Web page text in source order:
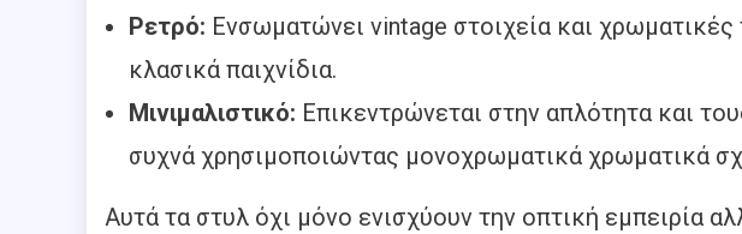
Ρετρό: Ενσωματώνει vintage στοιχεία και
κλασικά παιχνίδια.
Μινιμαλιστικό: Επικεντρώνεται στην απλότητα και
συχνά χρησιμοποιώντας μονοχρωματικά χρωματικά
Αυτά τα στυλ όχι μόνο ενισχύουν την οπτική εμπειρία